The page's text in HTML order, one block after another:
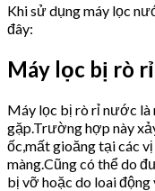
Khi sử dụng máy lọc
đây:
Máy lọc bị rò
Máy lọc bị rò rỉ nước
gặp.Trường hợp này
ốc,mất gioăng tại các
màng.Cũng có thể do
bị vỡ hoặc do loai động